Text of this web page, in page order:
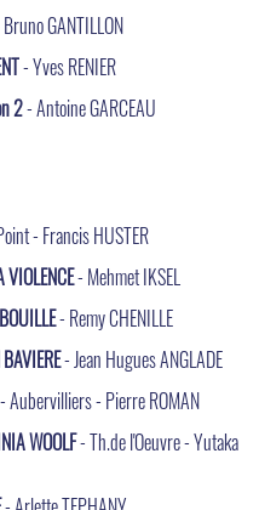
GANTILLON
- Yves RENIER
2- Antoine GARCEAU
- Francis HUSTER
VIOLENCE- Mehmet IKSEL
- Remy CHENILLE
- Jean Hugues ANGLADE
- Aubervilliers - Pierre ROMAN
WOOLF- Th.de l'Oeuvre - Yutaka